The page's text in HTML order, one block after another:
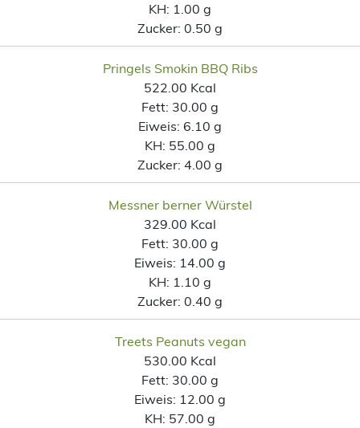
KH: 1.00 g
Zucker: 0.50 g
Pringels Smokin BBQ Ribs
522.00 Kcal
Fett: 30.00 g
Eiweis: 6.10 g
KH: 55.00 g
Zucker: 4.00 g
Messner berner Würstel
329.00 Kcal
Fett: 30.00 g
Eiweis: 14.00 g
KH: 1.10 g
Zucker: 0.40 g
Treets Peanuts vegan
530.00 Kcal
Fett: 30.00 g
Eiweis: 12.00 g
KH: 57.00 g